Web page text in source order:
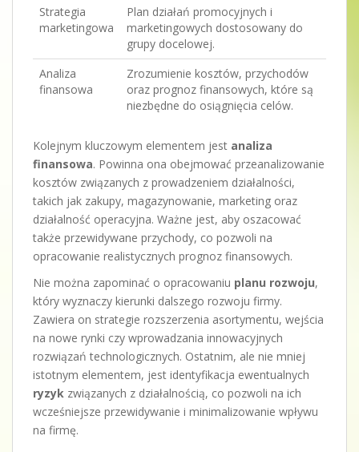
Strategia
marketingowa
Plan działań promocyjnych i
marketingowych dostosowany do
grupy docelowej.
Analiza
finansowa
Zrozumienie kosztów, przychodów
oraz prognoz finansowych, które są
niezbędne do osiągnięcia celów.
Kolejnym kluczowym elementem jest analiza
finansowa. Powinna ona obejmować przeanalizowanie
kosztów związanych z prowadzeniem działalności,
takich jak zakupy, magazynowanie, marketing oraz
działalność operacyjna. Ważne jest, aby oszacować
także przewidywane przychody, co pozwoli na
opracowanie realistycznych prognoz finansowych.
Nie można zapominać o opracowaniu planu rozwoju,
który wyznaczy kierunki dalszego rozwoju firmy.
Zawiera on strategie rozszerzenia asortymentu, wejścia
na nowe rynki czy wprowadzania innowacyjnych
rozwiązań technologicznych. Ostatnim, ale nie mniej
istotnym elementem, jest identyfikacja ewentualnych
ryzyk związanych z działalnością, co pozwoli na ich
wcześniejsze przewidywanie i minimalizowanie wpływu
na firmę.